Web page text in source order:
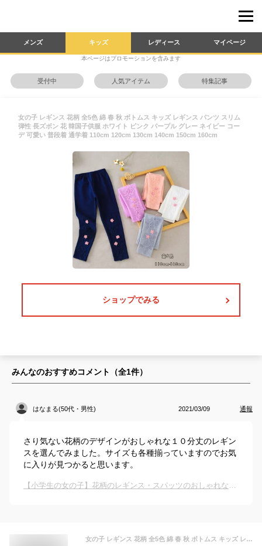
メンズ キッズ レディース マイページ
本ページはプロモーションを含みます
受付中 人気アイテム 特集記事
女の子 レギンス 花柄 全5色 綿 春 秋 ボトムス キッズ レギンス パンツ スリム
弾性 長ズボン 花 韓国子供服 ホワイト ピンク パープル グレー ネイビー コー
デ 可愛い 普段着 通学着 110cm 120cm 130cm 140cm 150cm 160cm
ショップでみる
みんなのおすすめコメント（全1件）
はなまる(50代・男性) 2021/03/09 通報
さり気ない花柄のデザインがおしゃれな１０分丈のレギン
スを選んでみました。サイズも各種揃っていますのでお気
に入りが見つかると思います。
【小学生の女の子】花柄のレギンス・スパッツのおしゃれなおすすめは？
女の子 レギンス 花柄 全5色 綿 春 秋 ボトムス キッズ レギンス パンツ スリム 弾性 長ズボン 花 韓国子供服 ホワイト ピンク パープル グレー ネイビー コーデ 可愛い 普段着 通学着 110cm 120cm 130cm 140cm 150cm 160cm